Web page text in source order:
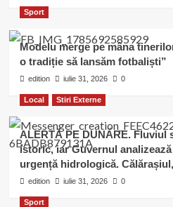
Sport
Modelu merge pe mâna
o tradiție să lansăm fotbaliști”
edition iulie 31, 2026 0
Local Stiri Externe
ALERTĂ PE DUNĂRE. Fluviul
istoric, iar Guvernul
urgență hidrologică.
edition iulie 31, 2026 0
Sport